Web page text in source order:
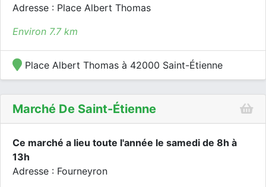
Adresse : Place Albert Thomas
Environ 7.7 km
Place Albert Thomas à 42000 Saint-Étienne
Marché De Saint-Étienne
Ce marché a lieu toute l'année le samedi de 8h à
13h
Adresse : Fourneyron